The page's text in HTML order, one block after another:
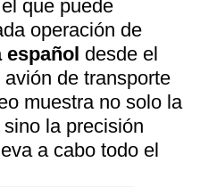
que puede
operación de
español desde el
de transporte
muestra no solo la
la precisión
a cabo todo el